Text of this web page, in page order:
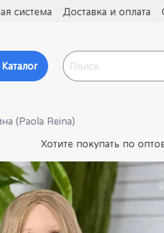
система Доставка и оплата
Каталог
(Paola Reina)
Хотите покупать по